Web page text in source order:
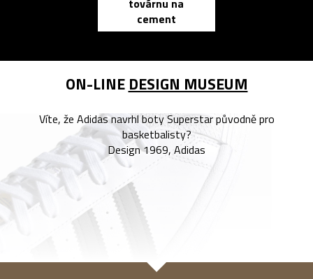
cement
ON-LINE DESIGN MUSEUM
Víte, že Adidas navrhl boty Superstar původně pro
basketbalisty?
Design 1969, Adidas